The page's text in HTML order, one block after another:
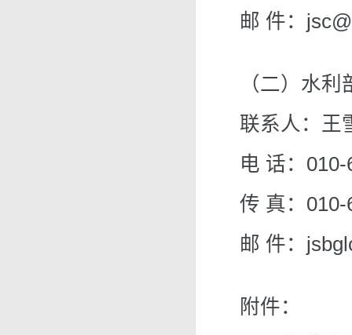
邮 件：
（二）水
联系人：王
电 话：
传 真：010-
邮 件：
附件：